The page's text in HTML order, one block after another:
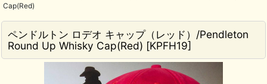
Cap(Red)
ペンドルトン ロデオ キャップ（レッド）/Pendleton
Round Up Whisky Cap(Red) [KPFH19]